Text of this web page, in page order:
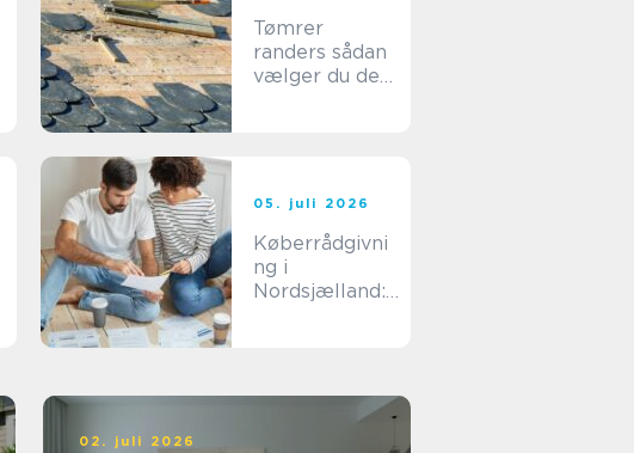
Tømrer
randers sådan
vælger du den
05. juli 2026
Køberrådgivni
ng i
Nordsjælland:
02. juli 2026